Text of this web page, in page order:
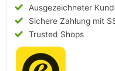
Ausgezeichneter
Sichere Zahlung mit
Trusted Shops